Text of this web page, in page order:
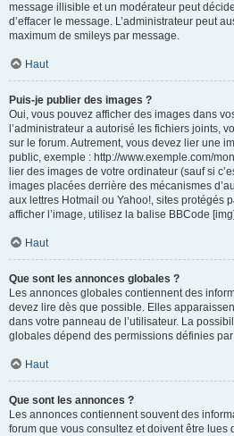
message illisible et un modérateur peut
d’effacer le message. L’administrateur peut
maximum de smileys par message.
Haut
Puis-je publier des images ?
Oui, vous pouvez afficher des images dans
l’administrateur a autorisé les fichiers joints,
sur le forum. Autrement, vous devez lier une
public, exemple : http://www.exemple.com/
lier des images de votre ordinateur (sauf si
images placées derrière des mécanismes
aux lettres Hotmail ou Yahoo!, sites protégés
afficher l’image, utilisez la balise BBCode
Haut
Que sont les annonces globales ?
Les annonces globales contiennent des
devez lire dès que possible. Elles
dans votre panneau de l’utilisateur. La
globales dépend des permissions définies par
Haut
Que sont les annonces ?
Les annonces contiennent souvent des
forum que vous consultez et doivent être